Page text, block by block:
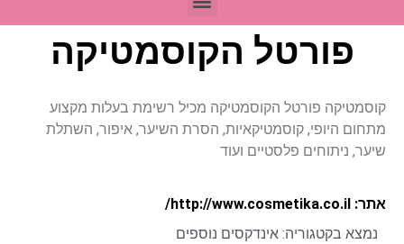
פורטל הקוסמטיקה
קוסמטיקה פורטל הקוסמטיקה מכיל רשימת בעלות מקצוע
מתחום היופי, קוסמטיקאיות, הסרת השיער, איפור, השתלת
שיער, ניתוחים פלסטיים ועוד
אתר: http://www.cosmetika.co.il/
נמצא בקטגוריה: אינדקסים נוספים